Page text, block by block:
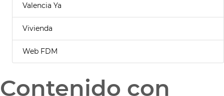
Valencia Ya
Vivienda
Web FDM
Contenido con